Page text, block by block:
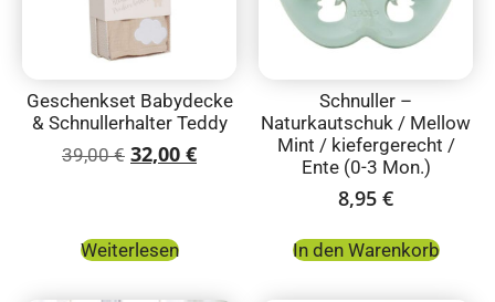
Geschenkset Babydecke
& Schnullerhalter Teddy
39,00€ 32,00 €
Weiterlesen
Schnuller –
Naturkautschuk / Mellow
Mint / kiefergerecht /
Ente (0-3 Mon.)
8,95 €
In den Warenkorb